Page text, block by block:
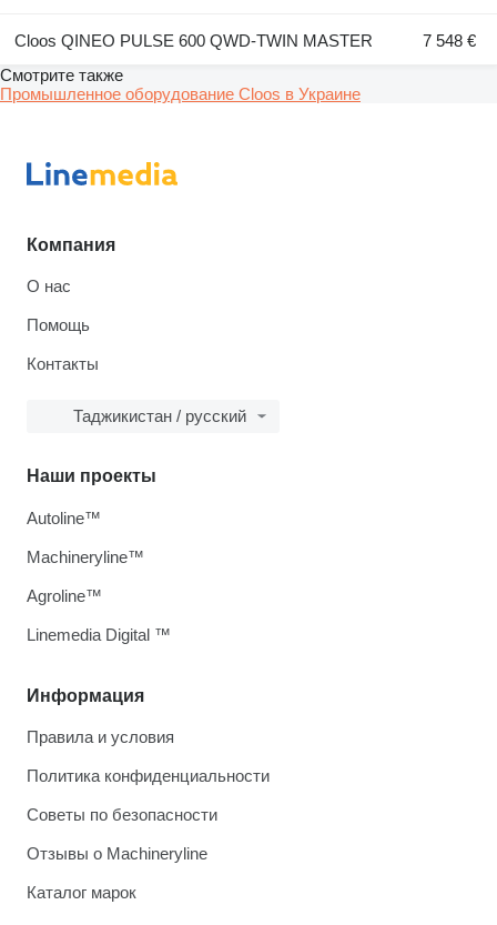
Cloos QINEO PULSE 600 QWD-TWIN MASTER
7 548 €
Смотрите также
Промышленное оборудование Cloos в Украине
Компания
О нас
Помощь
Контакты
Таджикистан / русский
Информация
Правила и условия
Политика конфиденциальности
Советы по безопасности
Отзывы о Machineryline
Каталог марок
Наши проекты
Autoline™
Machineryline™
Agroline™
Linemedia Digital ™